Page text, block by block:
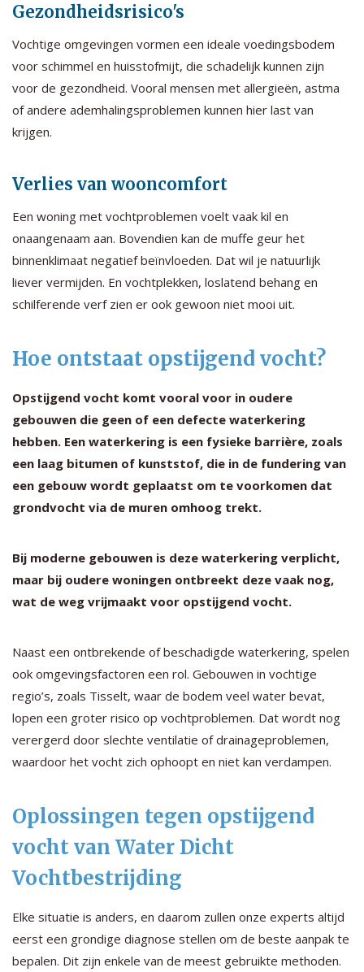
Gezondheidsrisico's
Vochtige omgevingen vormen een ideale voedingsbodem
voor schimmel en huisstofmijt, die schadelijk kunnen zijn
voor de gezondheid. Vooral mensen met allergieën, astma
of andere ademhalingsproblemen kunnen hier last van
krijgen.
Verlies van wooncomfort
Een woning met vochtproblemen voelt vaak kil en
onaangenaam aan. Bovendien kan de muffe geur het
binnenklimaat negatief beïnvloeden. Dat wil je natuurlijk
liever vermijden. En vochtplekken, loslatend behang en
schilferende verf zien er ook gewoon niet mooi uit.
Hoe ontstaat opstijgend vocht?
Opstijgend vocht komt vooral voor in oudere
gebouwen die geen of een defecte waterkering
hebben. Een waterkering is een fysieke barrière, zoals
een laag bitumen of kunststof, die in de fundering van
een gebouw wordt geplaatst om te voorkomen dat
grondvocht via de muren omhoog trekt.
Bij moderne gebouwen is deze waterkering verplicht,
maar bij oudere woningen ontbreekt deze vaak nog,
wat de weg vrijmaakt voor opstijgend vocht.
Naast een ontbrekende of beschadigde waterkering, spelen
ook omgevingsfactoren een rol. Gebouwen in vochtige
regio’s, zoals Tisselt, waar de bodem veel water bevat,
lopen een groter risico op vochtproblemen. Dat wordt nog
verergerd door slechte ventilatie of drainageproblemen,
waardoor het vocht zich ophoopt en niet kan verdampen.
Oplossingen tegen opstijgend
vocht van Water Dicht
Vochtbestrijding
Elke situatie is anders, en daarom zullen onze experts altijd
eerst een grondige diagnose stellen om de beste aanpak te
bepalen. Dit zijn enkele van de meest gebruikte methoden.